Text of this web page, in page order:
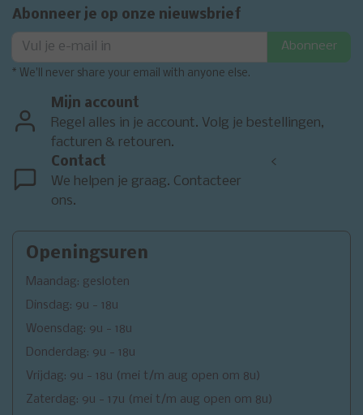
Abonneer je op onze nieuwsbrief
Abonneer
* We'll never share your email with anyone else.
Mijn account
Regel alles in je account. Volg je bestellingen,
facturen & retouren.
Contact
We helpen je graag. Contacteer
ons.
<
Openingsuren
Maandag: gesloten
Dinsdag: 9u - 18u
Woensdag: 9u - 18u
Donderdag: 9u - 18u
Vrijdag: 9u - 18u (mei t/m aug open om 8u)
Zaterdag: 9u - 17u (mei t/m aug open om 8u)